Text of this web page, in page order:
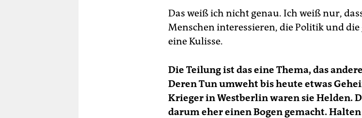
Das weiß ich nicht genau. Ich weiß nur,
Menschen interessieren, die Politik und
eine Kulisse.
Die Teilung ist das eine Thema, das
Deren Tun umweht bis heute etwas
Krieger in Westberlin waren sie Helden.
darum eher einen Bogen gemacht.